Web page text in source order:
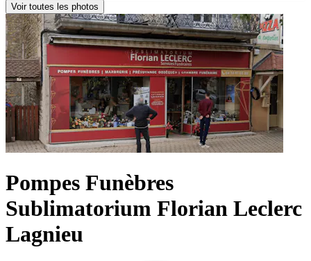
Voir toutes les photos
Pompes Funèbres
Sublimatorium Florian Leclerc
Lagnieu